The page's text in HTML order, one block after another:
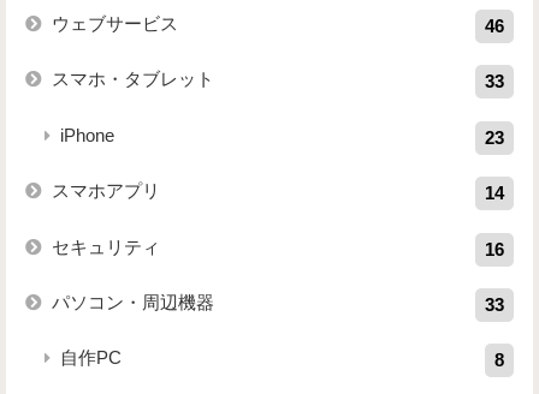
ウェブサービス 46
スマホ・タブレット 33
iPhone 23
スマホアプリ 14
セキュリティ 16
パソコン・周辺機器 33
自作PC 8